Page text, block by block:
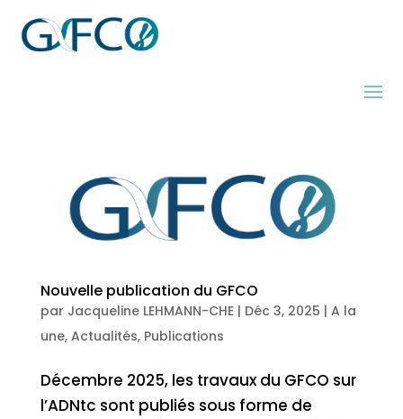
Nouvelle publication du GFCO
par Jacqueline LEHMANN-CHE| Déc 3, 2025 | A la
une, Actualités, Publications
Décembre 2025, les travaux du GFCO sur
l’ADNtc sont publiés sous forme de